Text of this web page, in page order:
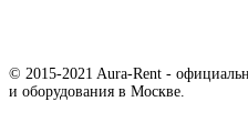
© 2015-2021 Aura-Rent -
и оборудования в Москве.